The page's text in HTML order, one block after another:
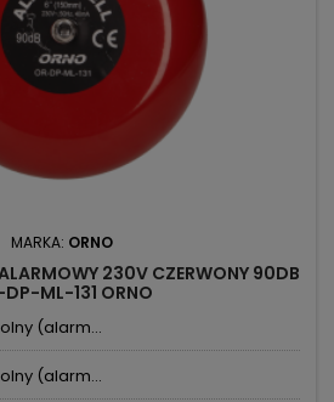
MARKA: ORNO
230V CZERWONY 90DB
ML-131 ORNO
(alarm...
(alarm...